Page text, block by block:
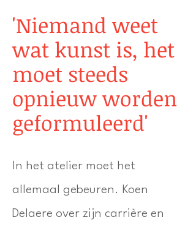
'Niemand weet
wat kunst is, het
moet steeds
opnieuw worden
geformuleerd'
In het atelier moet het
allemaal gebeuren. Koen
Delaere over zijn carrière en